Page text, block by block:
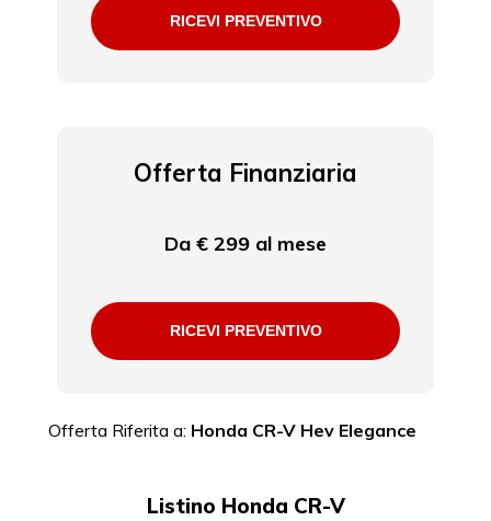
RICEVI PREVENTIVO
Offerta Finanziaria
Da € 299 al mese
RICEVI PREVENTIVO
Offerta Riferita a: Honda CR-V Hev Elegance
Listino Honda CR-V